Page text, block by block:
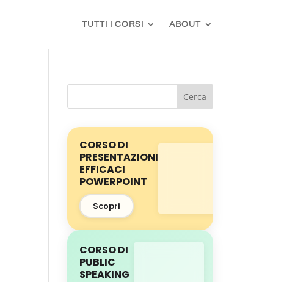
TUTTI I CORSI ABOUT
CORSO DI
PRESENTAZIONI
EFFICACI
POWERPOINT
Scopri
CORSO DI
PUBLIC
SPEAKING